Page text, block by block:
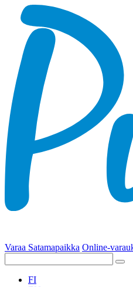
Varaa Satamapaikka Online-
FI